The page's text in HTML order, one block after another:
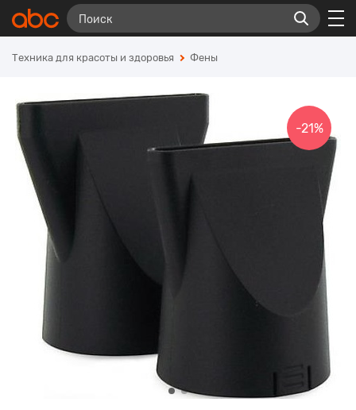
Техника для красоты и здоровья Фены
-21%